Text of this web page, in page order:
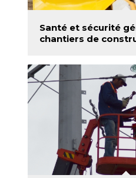
Santé et sécurité
chantiers de